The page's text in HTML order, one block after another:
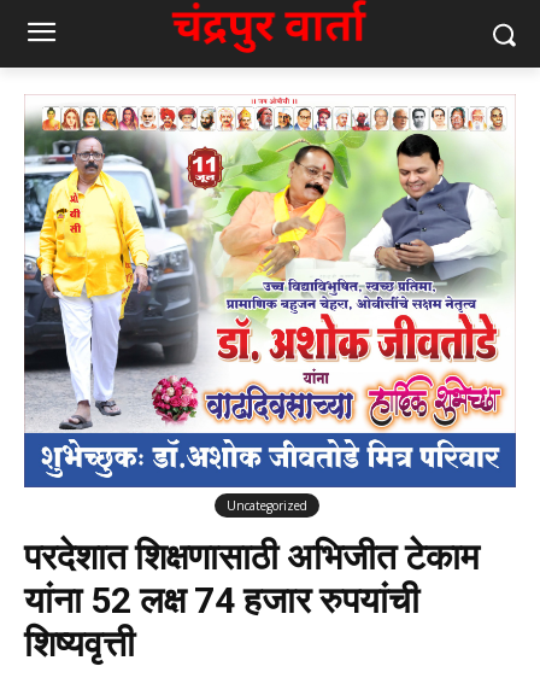
Uncategorized
परदेशात शिक्षणासाठी अभिजीत टेकाम
यांना 52 लक्ष 74 हजार रुपयांची
शिष्यवृत्ती